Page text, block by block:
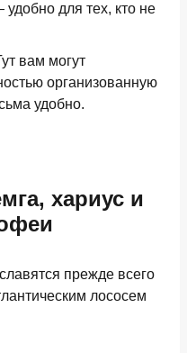
для тех, кто не
вам могут
организованную
удобно.
хариус и
прежде всего
лососем